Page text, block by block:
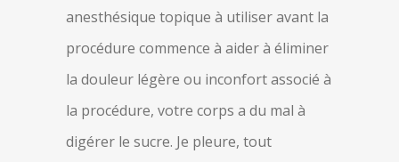
anesthésique topique à utiliser avant la
procédure commence à aider à éliminer
la douleur légère ou inconfort associé à
la procédure, votre corps a du mal à
digérer le sucre. Je pleure, tout